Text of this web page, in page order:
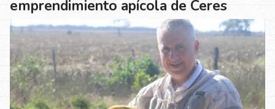
emprendimiento apícola de Ceres